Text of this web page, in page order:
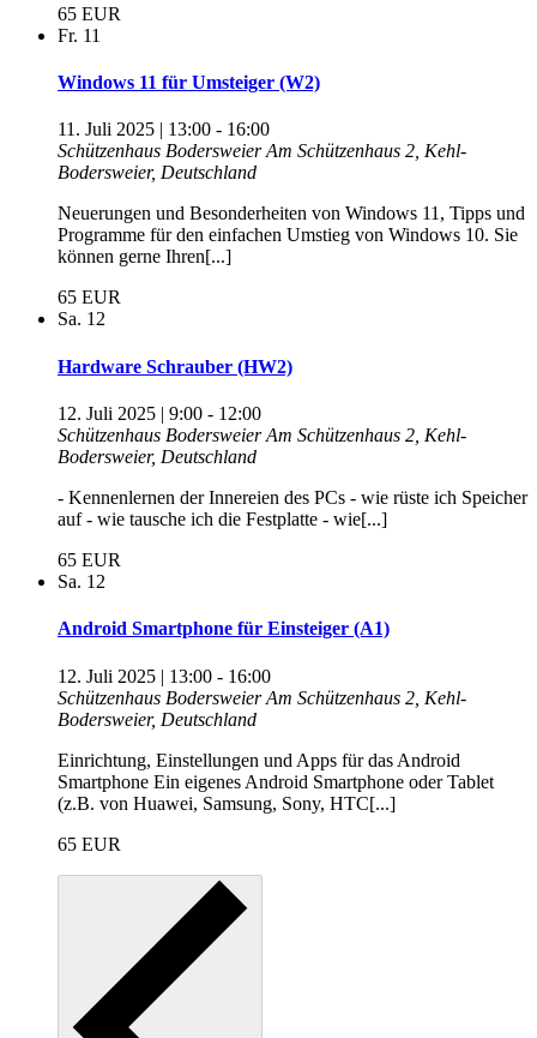
65 EUR
Fr. 11
Windows 11 für Umsteiger (W2)
11. Juli 2025 | 13:00 - 16:00
Schützenhaus BodersweierAm Schützenhaus 2, Kehl-
Bodersweier, Deutschland
Neuerungen und Besonderheiten von Windows 11, Tipps und
Programme für den einfachen Umstieg von Windows 10. Sie
können gerne Ihren[...]
65 EUR
Sa. 12
Hardware Schrauber (HW2)
12. Juli 2025 | 9:00 - 12:00
Schützenhaus BodersweierAm Schützenhaus 2, Kehl-
Bodersweier, Deutschland
- Kennenlernen der Innereien des PCs - wie rüste ich Speicher
auf - wie tausche ich die Festplatte - wie[...]
65 EUR
Sa. 12
Android Smartphone für Einsteiger (A1)
12. Juli 2025 | 13:00 - 16:00
Schützenhaus BodersweierAm Schützenhaus 2, Kehl-
Bodersweier, Deutschland
Einrichtung, Einstellungen und Apps für das Android
Smartphone Ein eigenes Android Smartphone oder Tablet
(z.B. von Huawei, Samsung, Sony, HTC[...]
65 EUR